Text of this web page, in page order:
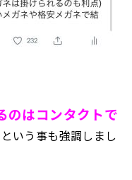
のはコンタクトで
という事も強調しまし